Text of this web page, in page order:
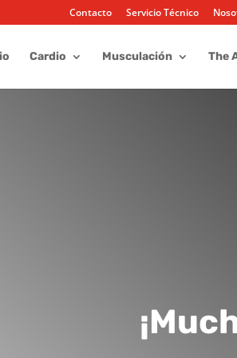
Contacto Servicio Técnico
Cardio Musculación The